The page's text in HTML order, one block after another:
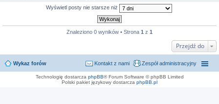
Wyświetl posty nie starsze niż
Znaleziono 0 wyników • Strona 1 z 1
Przejdź do
Wykaz forów Zespół administracyjny
Kontakt z nami
Technologię dostarcza phpBB® Forum Software © phpBB Limited
Polski pakiet językowy dostarcza phpBB.pl